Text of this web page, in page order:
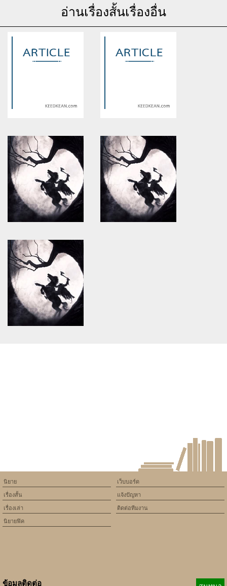
อ่านเรื่องสั้นเรื่องอื่น
Warning: Use of undefined
constant article_topic -
assumed 'article_topic' (this
will throw an Error in a future
version of PHP) in
/home/keedkean/domains/keedkean.com/public_html/include/article/
on line534
A Closer Look at JL2
Warning: Use of undefined
constant article_topic -
assumed 'article_topic' (this
will throw an Error in a future
version of PHP) in
/home/keedkean/domains/
on line534
Exploring the PHCKU Platform
Warning: Use of undefined
constant article_topic -
assumed 'article_topic' (this
will throw an Error in a future
version of PHP) in
/home/keedkean/domains/keedkean.com/public_html/include/article/
on line534
How Long Do You Usually Like
to Have Sex For?
เว็บบอร์ด
แจ้งปัญหา
ติดต่อทีมงาน
นิยาย
เรื่องสั้น
เรื่องเล่า
นิยายฟิค
ข้อมูลติดต่อ